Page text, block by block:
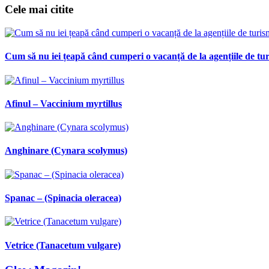
articole
Cele mai citite
Cum să nu iei țeapă când cumperi o vacanță de la agențiile de
Afinul – Vaccinium myrtillus
Anghinare (Cynara scolymus)
Spanac – (Spinacia oleracea)
Vetrice (Tanacetum vulgare)